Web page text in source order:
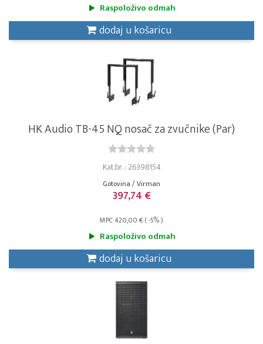
Raspoloživo odmah
dodaj u košaricu
HK Audio TB-45 NQ nosač za zvučnike (Par)
Kat.br. : 26398154
Gotovina / Virman
397,74 €
MPC 420,00 € ( -5% )
Raspoloživo odmah
dodaj u košaricu